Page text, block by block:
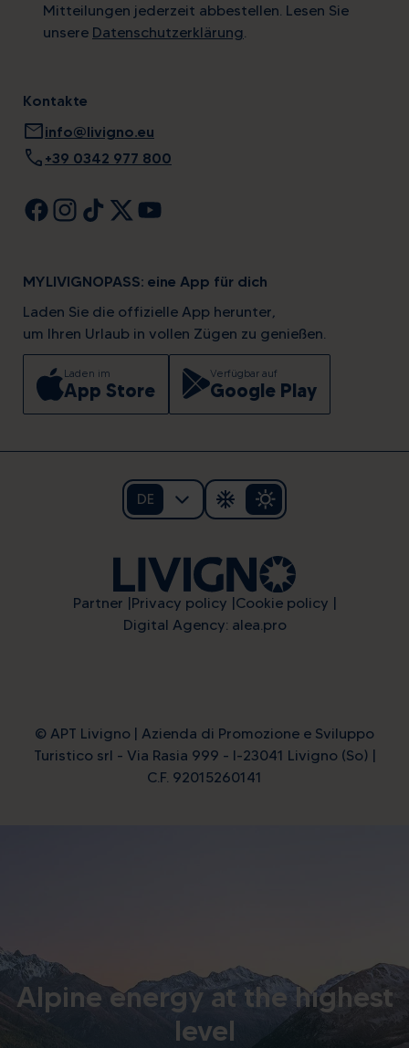
Mitteilungen jederzeit abbestellen. Lesen Sie
unsere Datenschutzerklärung.
Kontakte
mailinfo@livigno.eu
call +39 0342 977 800
MYLIVIGNOPASS: eine App für dich
Laden Sie die offizielle App herunter,
um Ihren Urlaub in vollen Zügen zu genießen.
Laden im
App Store
Verfügbar auf
Google Play
DE
Partner Privacy policy Cookie policy
Digital Agency: alea.pro
© APT Livigno | Azienda di Promozione e Sviluppo
Turistico srl - Via Rasia 999 - I-23041 Livigno (So) |
C.F. 92015260141
Alpine energy at the highest
level